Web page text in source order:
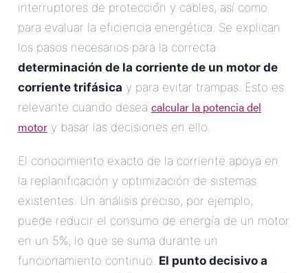
interruptores de protección y cables, así como
para evaluar la eficiencia energética. Se explican
los pasos necesarios para la correcta
determinación de la corriente de un motor de
corriente trifásica y para evitar trampas. Esto es
relevante cuando desea calcular la potencia del
motor y basar las decisiones en ello.
El conocimiento exacto de la corriente apoya en
la replanificación y optimización de sistemas
existentes. Un análisis preciso, por ejemplo,
puede reducir el consumo de energía de un motor
en un 5%, lo que se suma durante un
funcionamiento continuo. El punto decisivo a